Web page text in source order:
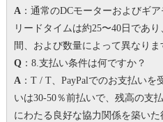
A：通常のDCモーターおよびギ
リードタイムは約25〜40日であ
間、および数量によって異なりま
Q：8.支払い条件は何ですか？
A：T / T、PayPalでのお支払いを
いは30-50％前払いで、残高の支
にわたる良好な協力関係を築い